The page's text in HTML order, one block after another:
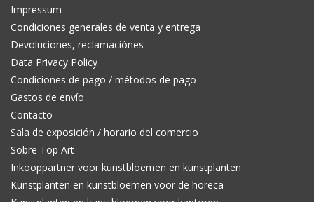
Impressum
Condiciones generales de venta y entrega
Devoluciones, reclamaciónes
Data Privacy Policy
Condiciones de pago / métodos de pago
Gastos de envío
Contacto
Sala de exposición / horario del comercio
Sobre Top Art
Inkooppartner voor kunstbloemen en kunstplanten
Kunstplanten en kunstbloemen voor de horeca